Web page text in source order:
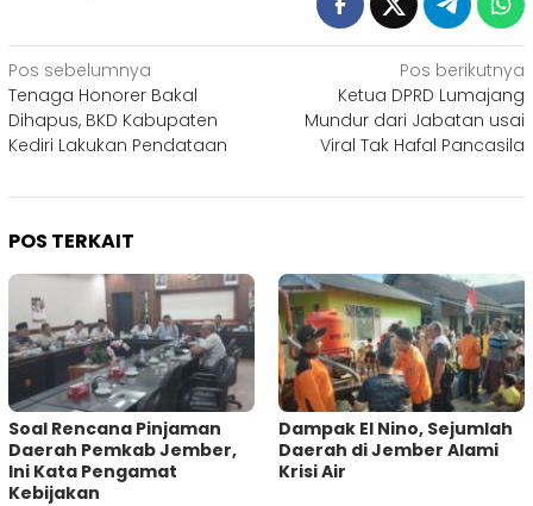
Navigasi
pos
Pos sebelumnya
Tenaga Honorer Bakal
Dihapus, BKD Kabupaten
Kediri Lakukan Pendataan
Pos berikutnya
Ketua DPRD Lumajang
Mundur dari Jabatan usai
Viral Tak Hafal Pancasila
POS TERKAIT
‎Soal Rencana Pinjaman
Daerah Pemkab Jember,
Ini Kata Pengamat
Kebijakan ‎
Dampak El Nino, Sejumlah
Daerah di Jember Alami
Krisi Air